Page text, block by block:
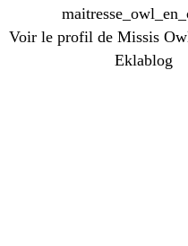
Voir le profil de Missis
Eklablog